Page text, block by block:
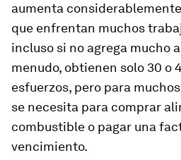
aumenta
que enfrentan muchos
incluso si no agrega mucho
menudo, obtienen solo 30 o
esfuerzos, pero para
se necesita para comprar
combustible o pagar una
vencimiento.